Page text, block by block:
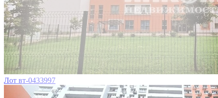
Лот вт-0433997